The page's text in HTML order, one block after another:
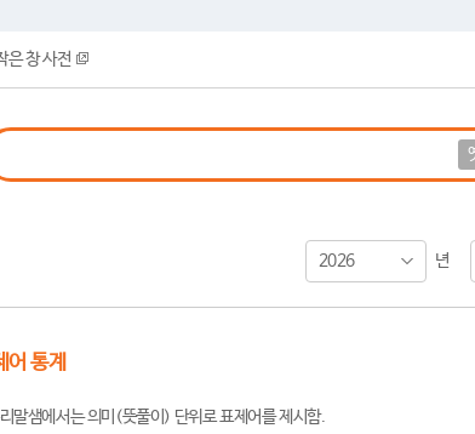
은 창 사전
2026 년
어 통계
말샘에서는 의미(뜻풀이) 단위로 표제어를 제시함.